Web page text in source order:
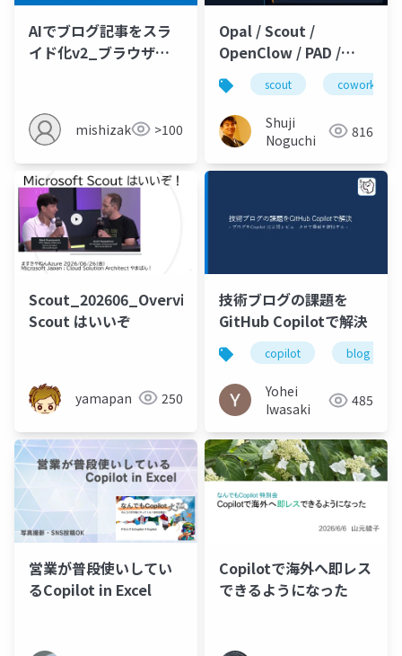
AIでブログ記事をスラ
イド化v2_ブラウザー
mishizaki >100
Opal / Scout /
OpenClow / PAD /
Cowork 徹底比較 自動
化どれを選ぶ？@すき
やねん Azure
scout cowork
Shuji
Noguchi
816
Scout_202606_Overview_Microsoft
Scout はいいぞ
yamapan 250
技術ブログの課題を
GitHub Copilotで解決
copilot blog
Yohei
Iwasaki
485
営業が普段使いしてい
るCopilot in Excel
Copilotで海外へ即レス
できるようになった